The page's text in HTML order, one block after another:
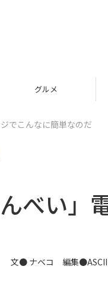
グルメ
でこんなに簡単なのだ
べい」
文● ナベコ 編集●ASCII